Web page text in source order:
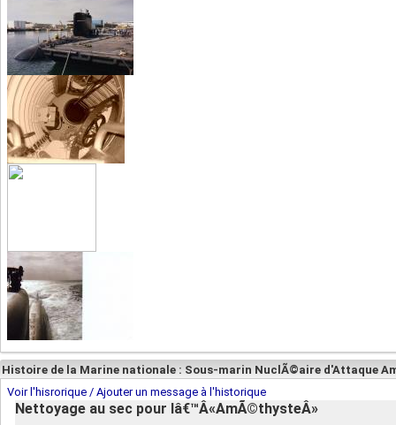
Histoire de la Marine nationale : Sous-marin NuclÃ©aire d'Attaque
Voir l'hisrorique / Ajouter un message à l'historique
Nettoyage au sec pour lâ€™Â«AmÃ©thysteÂ»